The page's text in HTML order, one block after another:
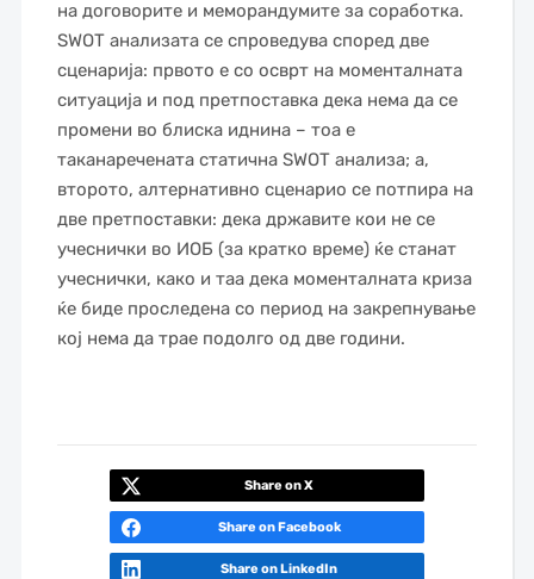
на договорите и меморандумите за соработка.
SWOT анализата се спроведува според две
сценарија: првото е со осврт на моменталната
ситуација и под претпоставка дека нема да се
промени во блиска иднина – тоа е
таканаречената статична SWOT анализа; а,
второто, алтернативно сценарио се потпира на
две претпоставки: дека државите кои не се
учеснички во ИОБ (за кратко време) ќе станат
учеснички, како и таа дека моменталната криза
ќе биде проследена со период на закрепнување
кој нема да трае подолго од две години.
Share on X
Share on Facebook
Share on LinkedIn